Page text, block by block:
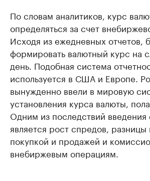
По словам аналитиков, курс
определяться за счет
Исходя из ежедневных отчетов,
формировать валютный курс на
день. Подобная система
используется в США и Европе.
вынужденно ввели в мировую
установления курса валюты,
Одним из последствий введения
является рост спредов,
покупкой и продажей и
внебиржевым операциям.